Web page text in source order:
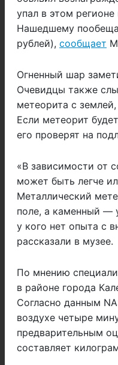
упал в этом регионе
Нашедшему
рублей), сообщает
Огненный шар
Очевидцы также
метеорита с
Если метеорит
его проверят на
«В зависимости от
может быть легче
Металлический
поле, а каменный —
у кого нет опыта с
рассказали в музее.
По мнению
в районе города
Согласно данным
воздухе четыре
предварительным
составляет